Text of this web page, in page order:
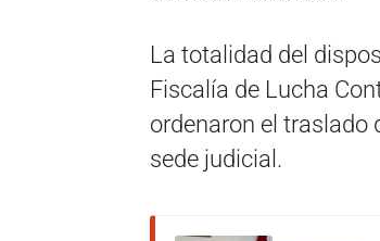
La totalidad del
Fiscalía de Lucha
ordenaron el traslado
sede judicial.